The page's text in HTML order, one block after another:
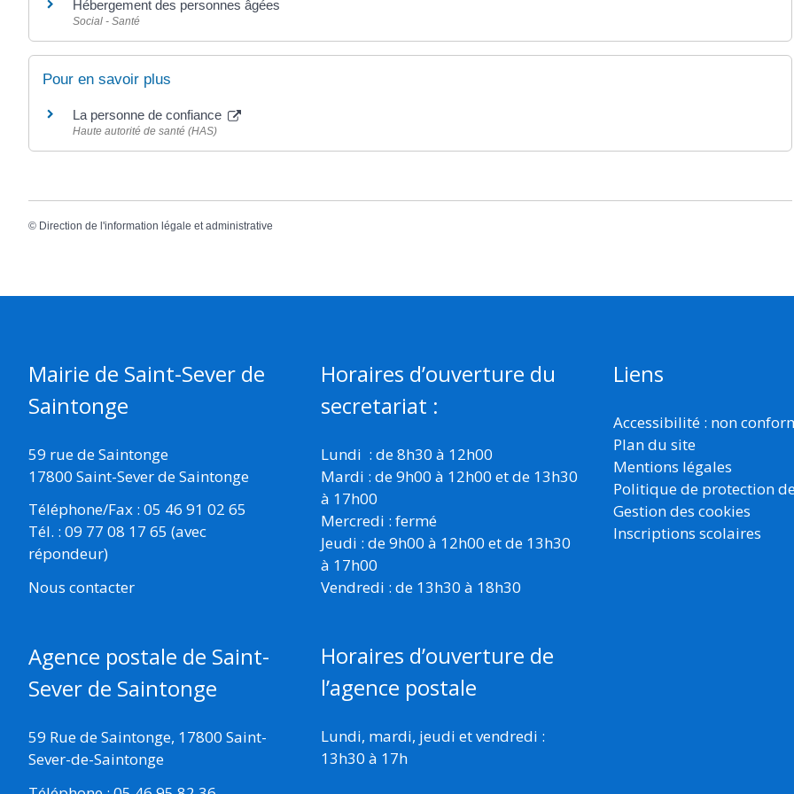
Hébergement des personnes âgées
Social - Santé
Pour en savoir plus
La personne de confiance
Haute autorité de santé (HAS)
© Direction de l'information légale et administrative
Mairie de Saint-Sever de
Saintonge
59 rue de Saintonge
17800 Saint-Sever de Saintonge
Téléphone/Fax : 05 46 91 02 65
Tél. : 09 77 08 17 65 (avec
répondeur)
Nous contacter
Agence postale de Saint-
Sever de Saintonge
59 Rue de Saintonge, 17800 Saint-
Sever-de-Saintonge
Horaires d’ouverture du
secretariat :
Lundi : de 8h30 à 12h00
Mardi : de 9h00 à 12h00 et de 13h30
à 17h00
Mercredi : fermé
Jeudi : de 9h00 à 12h00 et de 13h30
à 17h00
Vendredi : de 13h30 à 18h30
Horaires d’ouverture de
l’agence postale
Lundi, mardi, jeudi et vendredi :
13h30 à 17h
Liens
Accessibilité : non
Plan du site
Mentions légales
Politique de protection
Gestion des cookies
Inscriptions scolaires